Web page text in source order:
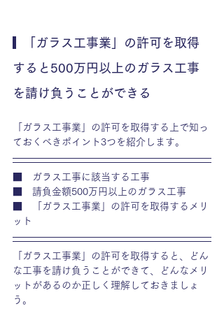
  「ガラス工事業」の許可を取得
すると500万円以上のガラス工事
を請け負うことができる
「ガラス工事業」の許可を取得する上で知っ
ておくべきポイント3つを紹介します。
■　ガラス工事に該当する工事
■　請負金額500万円以上のガラス工事
■　「ガラス工事業」の許可を取得するメリ
ット
「ガラス工事業」の許可を取得すると、どん
な工事を請け負うことができて、どんなメリ
ットがあるのか正しく理解しておきましょ
う。